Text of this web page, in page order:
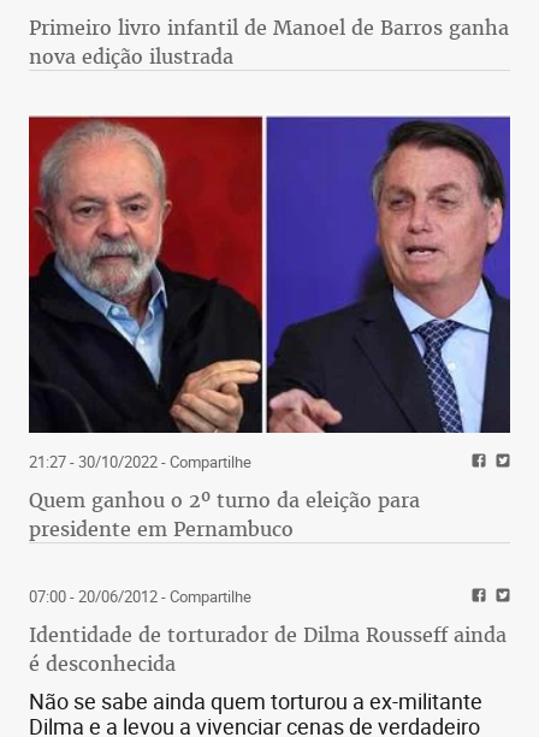
Primeiro livro infantil de Manoel de Barros ganha
nova edição ilustrada
21:27 - 30/10/2022- Compartilhe
Quem ganhou o 2º turno da eleição para
presidente em Pernambuco
07:00 - 20/06/2012- Compartilhe
Identidade de torturador de Dilma Rousseff ainda
é desconhecida
Não se sabe ainda quem torturou a ex-militante
Dilma e a levou a vivenciar cenas de verdadeiro